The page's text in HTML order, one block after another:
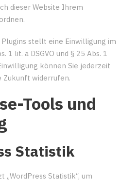
dieser Website Ihrem
Plugins stellt eine Einwilligung im
1 lit. a DSGVO und § 25 Abs. 1
können Sie jederzeit
Zukunft widerrufen.
Tools und
Statistik
„WordPress Statistik“, um